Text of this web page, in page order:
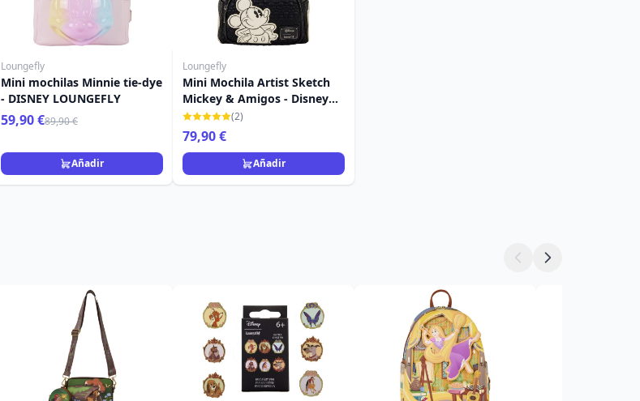
Loungefly
Mini mochilas Minnie tie-dye
- DISNEY LOUNGEFLY
59,90 €89,90 €
Añadir
Loungefly
Mini Mochila Artist Sketch
Mickey & Amigos - Disney
Loungefly
(2)
79,90 €
Añadir